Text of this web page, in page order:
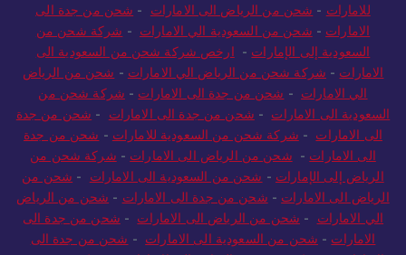
للامارات - شحن من الرياض الى الامارات - شحن من جدة الى
الامارات - شحن من السعودية الي الامارات - شركة شحن من
السعودية إلى الإمارات - ارخص شركة شحن من السعودية الى
الامارات - شركة شحن من الرياض الي الامارات - شحن من الرياض
الي الامارات - شحن من جدة الى الامارات - شركة شحن من
السعودية الى الامارات - شحن من جدة الى الامارات - شحن من جدة
الى الامارات - شركة شحن من السعودية للامارات - شحن من جدة
الى الامارات - شحن من الرياض الى الامارات - شركة شحن من
الرياض إلى الإمارات - شحن من السعودية الى الامارات - شحن من
الرياض الى الامارات - شحن من جدة الى الامارات - شحن من الرياض
الي الامارات - شحن من الرياض الى الامارات - شحن من جدة الى
الامارات - شحن من السعودية الى الامارات - شحن من جدة الى